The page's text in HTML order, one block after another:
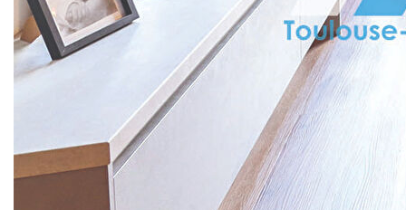
En plus de ce bien vous profiterez de :
- Premier étage avec ascenseur
- Double vitrage et volets roulants électriques
- Un stationnement sécurisé en sous-sol
- Parquet, cuisine et matériaux de qualité
- Renovation récente
- Possibilité de louer un second stationnement